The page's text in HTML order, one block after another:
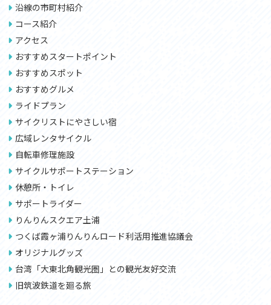
沿線の市町村紹介
コース紹介
アクセス
おすすめスタートポイント
おすすめスポット
おすすめグルメ
ライドプラン
サイクリストにやさしい宿
広域レンタサイクル
自転車修理施設
サイクルサポートステーション
休憩所・トイレ
サポートライダー
りんりんスクエア土浦
つくば霞ヶ浦りんりんロード利活用推進協議会
オリジナルグッズ
台湾「大東北角観光圏」との観光友好交流
旧筑波鉄道を廻る旅